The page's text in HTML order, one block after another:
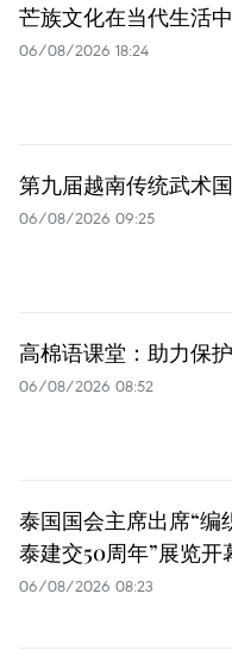
芒族文化在当代生活
06/08/2026 18:24
第九届越南传统武术
06/08/2026 09:25
高棉语课堂：助力保
06/08/2026 08:52
泰国国会主席出席“编
泰建交50周年”展览开
06/08/2026 08:23